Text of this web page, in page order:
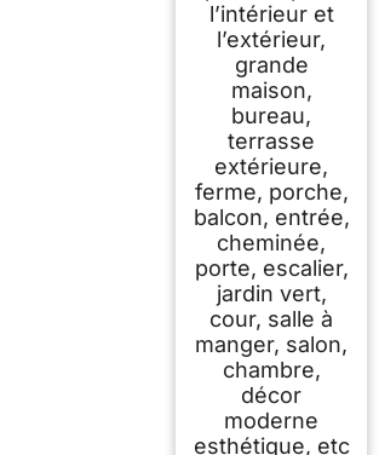
l’intérieur et
l’extérieur,
grande
maison,
bureau,
terrasse
extérieure,
ferme, porche,
balcon, entrée,
cheminée,
porte, escalier,
jardin vert,
cour, salle à
manger, salon,
chambre,
décor
moderne
esthétique, etc